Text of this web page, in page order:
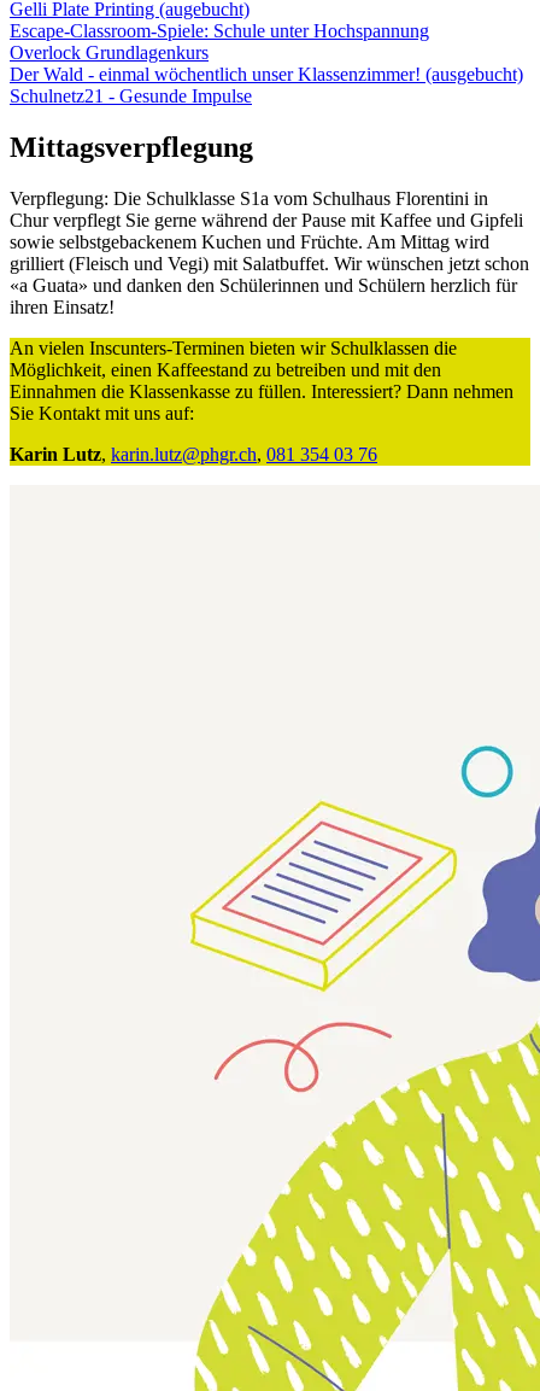
Gelli Plate Printing (augebucht)
Escape-Classroom-Spiele: Schule unter Hochspannung
Overlock Grundlagenkurs
Der Wald - einmal wöchentlich unser Klassenzimmer! (ausgebucht)
Schulnetz21 - Gesunde Impulse
Mittagsverpflegung
Verpflegung: Die Schulklasse S1a vom Schulhaus Florentini in
Chur verpflegt Sie gerne während der Pause mit Kaffee und Gipfeli
sowie selbstgebackenem Kuchen und Früchte. Am Mittag wird
grilliert (Fleisch und Vegi) mit Salatbuffet. Wir wünschen jetzt schon
«a Guata» und danken den Schülerinnen und Schülern herzlich für
ihren Einsatz!
An vielen Inscunters-Terminen bieten wir Schulklassen die
Möglichkeit, einen Kaffeestand zu betreiben und mit den
Einnahmen die Klassenkasse zu füllen. Interessiert? Dann nehmen
Sie Kontakt mit uns auf:
Karin Lutz, karin.lutz@phgr.ch, 081 354 03 76